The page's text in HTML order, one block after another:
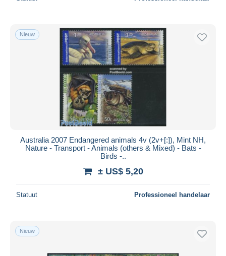
Nieuw
Australia 2007 Endangered animals 4v (2v+[:]), Mint NH,
Nature - Transport - Animals (others & Mixed) - Bats -
Birds -..
± US$ 5,20
Statuut Professioneel handelaar
Nieuw